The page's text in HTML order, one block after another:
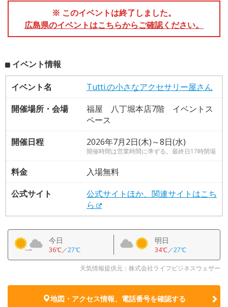
※ このイベントは終了しました。
広島県のイベントはこちらからご確認ください。
イベント情報
イベント名
Tutti.の小さなアクセサリー屋さん
開催場所・会場
福屋 八丁堀本店7階 イベントス
ペース
開催日程
2026年7月2日(木)～8日(水)
開催時間は営業時間に準ずる。最終日17時閉場
料金
入場無料
公式サイト
公式サイトほか、関連サイトはこち
ら
今日
36℃／27℃
明日
34℃／27℃
天気情報提供元：株式会社ライフビジネスウェザー
地図・アクセス情報、電話番号を確認する